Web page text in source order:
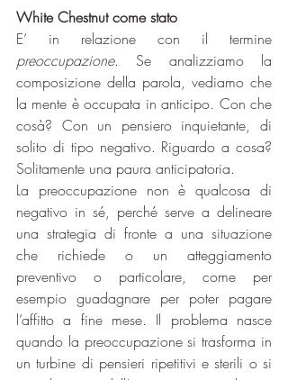
White Chestnut come stato
preoccupazione. Se analizziamo la
composizione della parola, vediamo che
la mente è occupata in anticipo. Con che
cosà? Con un pensiero inquietante, di
solito di tipo negativo. Riguardo a cosa?
Solitamente una paura anticipatoria.
La preoccupazione non è qualcosa di
negativo in sé, perché serve a delineare
una strategia di fronte a una situazione
che richiede o un atteggiamento
preventivo o particolare, come per
esempio guadagnare per poter pagare
l’affitto a fine mese. Il problema nasce
quando la preoccupazione si trasforma in
un turbine di pensieri ripetitivi e sterili o si